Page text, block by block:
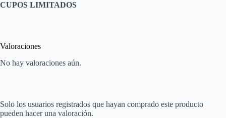
CUPOS LIMITADOS
Valoraciones
No hay valoraciones aún.
Solo los usuarios registrados que hayan comprado este producto
pueden hacer una valoración.